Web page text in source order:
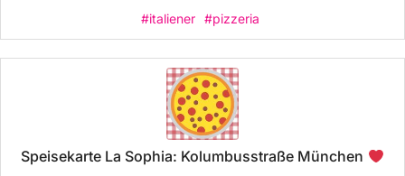
#italiener #pizzeria
Speisekarte La Sophia: Kolumbusstraße München